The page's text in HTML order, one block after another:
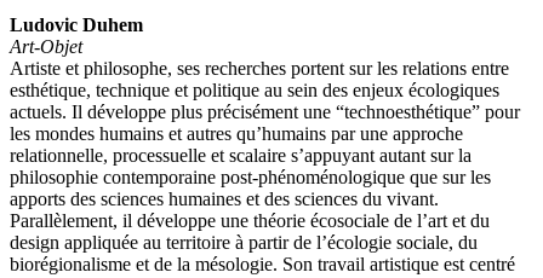
Ludovic Duhem
Art-Objet
Artiste et philosophe, ses recherches portent sur les relations entre
esthétique, technique et politique au sein des enjeux écologiques
actuels. Il développe plus précisément une “technoesthétique” pour
les mondes humains et autres qu’humains par une approche
relationnelle, processuelle et scalaire s’appuyant autant sur la
philosophie contemporaine post-phénoménologique que sur les
apports des sciences humaines et des sciences du vivant.
Parallèlement, il développe une théorie écosociale de l’art et du
design appliquée au territoire à partir de l’écologie sociale, du
biorégionalisme et de la mésologie. Son travail artistique est centré